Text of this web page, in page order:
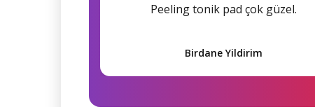
Peeling tonik pad çok güzel.
Birdane Yildirim